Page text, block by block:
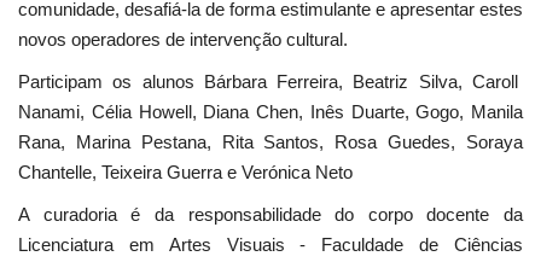
comunidade, desafiá-la de forma estimulante e apresentar estes
novos operadores de intervenção cultural.
Participam os alunos Bárbara Ferreira, Beatriz Silva, Caroll
Nanami, Célia Howell, Diana Chen, Inês Duarte, Gogo, Manila
Rana, Marina Pestana, Rita Santos, Rosa Guedes, Soraya
Chantelle, Teixeira Guerra e Verónica Neto
A curadoria é da responsabilidade do corpo docente da
Licenciatura em Artes Visuais - Faculdade de Ciências